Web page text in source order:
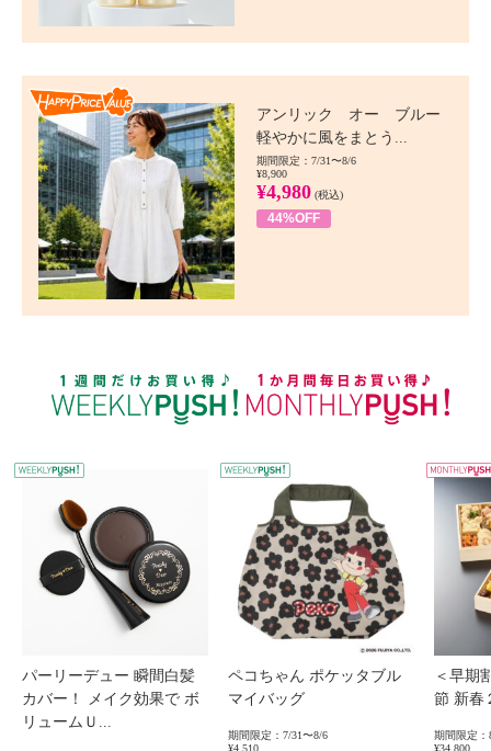
アンリック オー ブルー
軽やかに風をまとう...
期間限定：7/31〜8/6
¥8,900
¥4,980 (税込)
44%OFF
WEEKLY PUSH
パーリーデュー 瞬間白髪
カバー！ メイク効果で ボ
リュームＵ...
ペコちゃん ポケッタブル
マイバッグ
期間限定：7/31〜8/6
¥4,510
＜早期
節 新春
期間限定：
¥34,800